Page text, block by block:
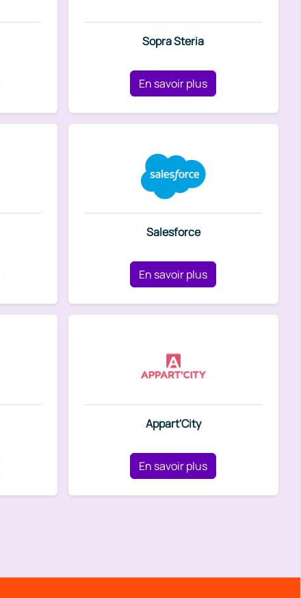
Sopra Steria
En savoir plus
Salesforce
En savoir plus
Appart'City
En savoir plus